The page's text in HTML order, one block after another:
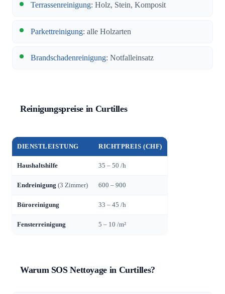
Terrassenreinigung: Holz, Stein, Komposit
Parkettreinigung: alle Holzarten
Brandschadenreinigung: Notfalleinsatz
Reinigungspreise in Curtilles
DIENSTLEISTUNG RICHTPREIS (CHF)
Haushaltshilfe 35 – 50 /h
Endreinigung (3 Zimmer) 600 – 900
Büroreinigung 33 – 45 /h
Fensterreinigung 5 – 10 /m²
Warum SOS Nettoyage in Curtilles?